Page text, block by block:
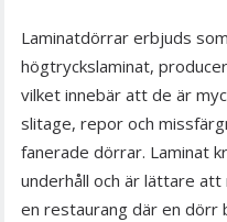
Laminatdörrar erbjuds
högtryckslaminat,
vilket innebär att de är
slitage, repor och
fanerade dörrar. Laminat
underhåll och är lättare
en restaurang där en